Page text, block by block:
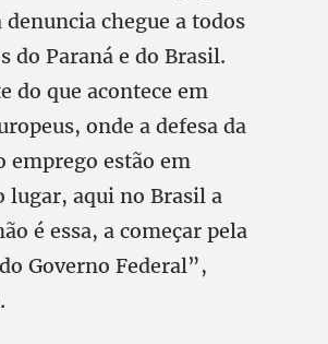
denuncia chegue a todos
do Paraná e do Brasil.
do que acontece em
onde a defesa da
emprego estão em
lugar, aqui no Brasil a
é essa, a começar pela
Governo Federal”,